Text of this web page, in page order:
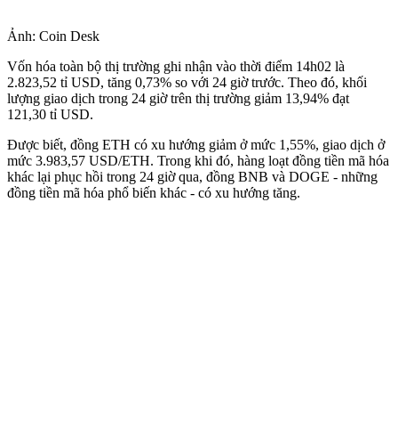
Ảnh: Coin Desk
Vốn hóa toàn bộ thị trường ghi nhận vào thời điểm 14h02 là
2.823,52 tỉ USD, tăng 0,73% so với 24 giờ trước. Theo đó, khối
lượng giao dịch trong 24 giờ trên thị trường giảm 13,94% đạt
121,30 tỉ USD.
Được biết, đồng ETH có xu hướng giảm ở mức 1,55%, giao dịch ở
mức 3.983,57 USD/ETH. Trong khi đó, hàng loạt đồng tiền mã hóa
khác lại phục hồi trong 24 giờ qua, đồng BNB và DOGE - những
đồng tiền mã hóa phổ biến khác - có xu hướng tăng.